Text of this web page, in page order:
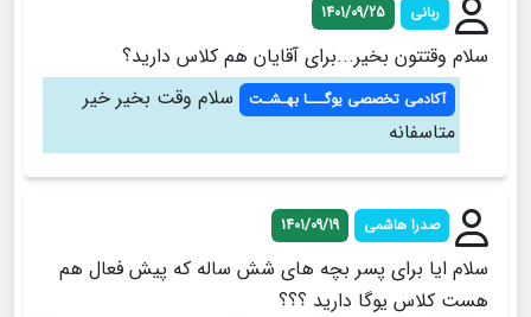
ربانی 1401/09/25
سلام وقتتون بخیر...برای آقایان هم کلاس دارید؟
آکادمی تخصصی یوگـــا بهـشـت
سلام وقت بخير خير
متاسفانه
صدرا هاشمی 1401/09/19
سلام ایا برای پسر بچه های شش ساله که پیش فعال هم
هست کلاس یوگا دارید ؟؟؟